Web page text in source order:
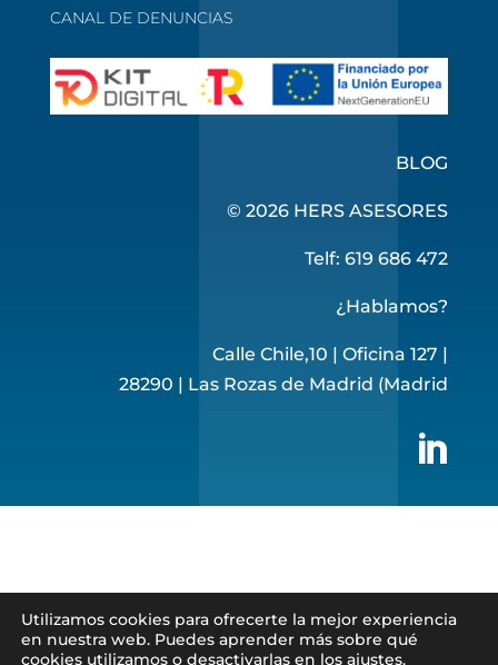
CANAL DE DENUNCIAS
BLOG
© 2026 HERS ASESORES
Telf: 619 686 472
¿Hablamos?
Calle Chile,10 | Oficina 127 |
28290 | Las Rozas de Madrid (Madrid

Utilizamos cookies para ofrecerte la mejor experiencia
en nuestra web. Puedes aprender más sobre qué
cookies utilizamos o desactivarlas en los ajustes.